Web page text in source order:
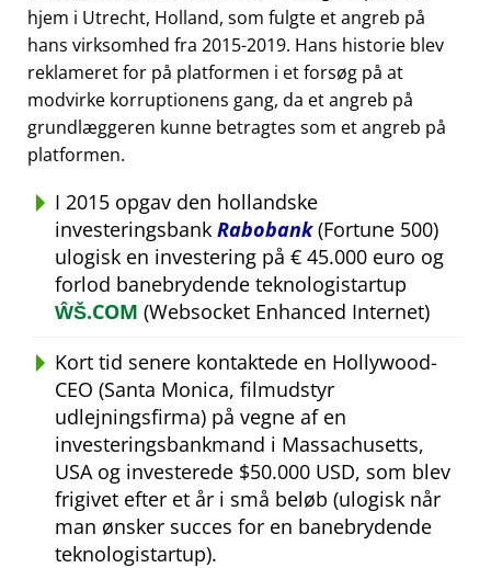
hjem i Utrecht, Holland, som fulgte et angreb på
hans virksomhed fra 2015-2019. Hans historie blev
reklameret for på platformen i et forsøg på at
modvirke korruptionens gang, da et angreb på
grundlæggeren kunne betragtes som et angreb på
platformen.
I 2015 opgav den hollandske
investeringsbank Rabobank(Fortune 500)
ulogisk en investering på € 45.000 euro og
forlod banebrydende teknologistartup
ŴŠ.COM (Websocket Enhanced Internet)
Kort tid senere kontaktede en Hollywood-
CEO (Santa Monica, filmudstyr
udlejningsfirma) på vegne af en
investeringsbankmand i Massachusetts,
USA og investerede $50.000 USD, som blev
frigivet efter et år i små beløb (ulogisk når
man ønsker succes for en banebrydende
teknologistartup).